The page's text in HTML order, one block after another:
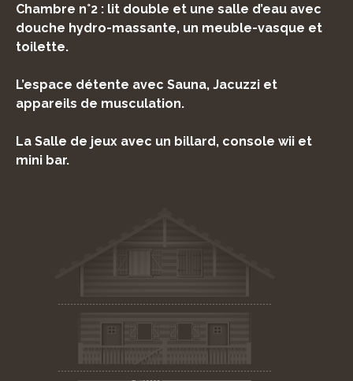
Chambre n°2 : lit double et une salle d’eau avec
douche hydro-massante, un meuble-vasque et
toilette.
L’espace détente avec Sauna, Jacuzzi et
appareils de musculation.
La Salle de jeux avec un billard, console wii et
mini bar.